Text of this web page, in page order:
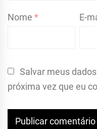
Nome * E-
Salvar meus
próxima vez que eu